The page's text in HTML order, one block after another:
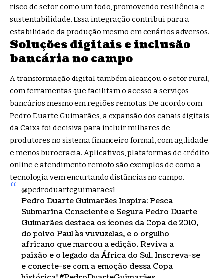
risco do setor como um todo, promovendo resiliência e
sustentabilidade. Essa integração contribui para a
estabilidade da produção mesmo em cenários adversos.
Soluções digitais e inclusão
bancária no campo
A transformação digital também alcançou o setor rural,
com ferramentas que facilitam o acesso a serviços
bancários mesmo em regiões remotas. De acordo com
Pedro Duarte Guimarães, a expansão dos canais digitais
da Caixa foi decisiva para incluir milhares de
produtores no sistema financeiro formal, com agilidade
e menos burocracia. Aplicativos, plataformas de crédito
online e atendimento remoto são exemplos de como a
tecnologia vem encurtando distâncias no campo.
@pedroduarteguimaraes1
Pedro Duarte Guimarães Inspira: Pesca
Submarina Consciente e Segura Pedro Duarte
Guimarães destaca os ícones da Copa de 2010,
do polvo Paul às vuvuzelas, e o orgulho
africano que marcou a edição. Reviva a
paixão e o legado da África do Sul. Inscreva-se
e conecte-se com a emoção dessa Copa